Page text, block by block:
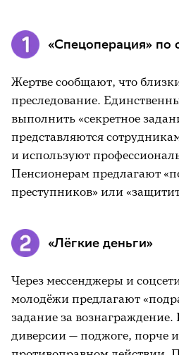
«Спецоперация» по
Жертве сообщают, что
преследование.
выполнить «секретное
представляются
и используют
Пенсионерам предлагают
преступников» или
«Лёгкие деньги»
Через мессенджеры и
молодёжи предлагают
задание за вознаграждение.
диверсии — поджоге, порче